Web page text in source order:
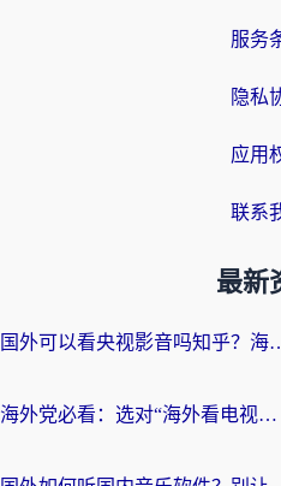
服务
隐私
应用
联系
最新
国外可以看央视影音吗知乎
海外党必看：选对“海外看电视剧软件”，再也不用愁国内剧刷不了